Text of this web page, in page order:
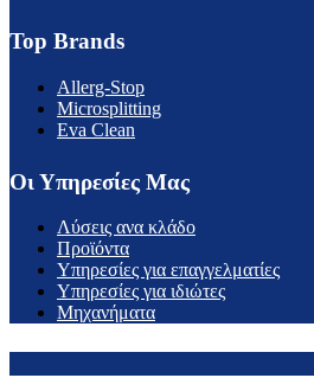
Top Brands
Allerg-Stop
Microsplitting
Eva Clean
Οι Υπηρεσίες Μας
Λύσεις ανα κλάδο
Προϊόντα
Υπηρεσίες για επαγγελματίες
Υπηρεσίες για ιδιώτες
Μηχανήματα